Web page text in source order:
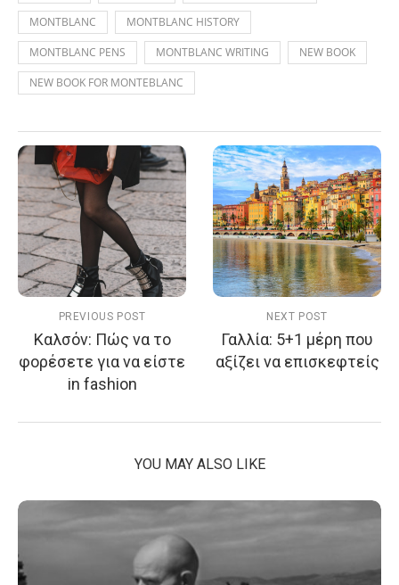
MONTBLANC
MONTBLANC HISTORY
MONTBLANC PENS
MONTBLANC WRITING
NEW BOOK
NEW BOOK FOR MONTEBLANC
PREVIOUS POST
Καλσόν: Πώς να το
φορέσετε για να είστε
in fashion
NEXT POST
Γαλλία: 5+1 μέρη που
αξίζει να επισκεφτείς
YOU MAY ALSO LIKE